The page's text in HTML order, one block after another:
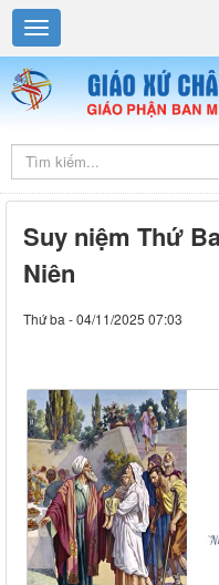
Suy niệm Thứ
Niên
Thứ ba - 04/11/2025 07:03